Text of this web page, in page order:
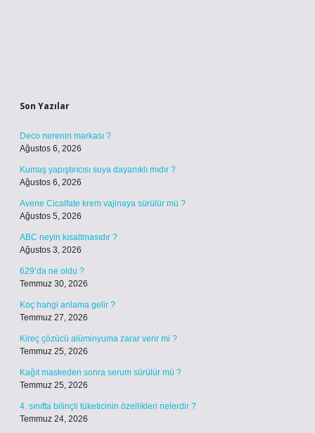
Son Yazılar
Deco nerenin markası ?
Ağustos 6, 2026
Kumaş yapıştırıcısı suya dayanıklı mıdır ?
Ağustos 6, 2026
Avene Cicalfate krem vajinaya sürülür mü ?
Ağustos 5, 2026
ABC neyin kısaltmasıdır ?
Ağustos 3, 2026
629’da ne oldu ?
Temmuz 30, 2026
Koç hangi anlama gelir ?
Temmuz 27, 2026
Kireç çözücü alüminyuma zarar verir mi ?
Temmuz 25, 2026
Kağıt maskeden sonra serum sürülür mü ?
Temmuz 25, 2026
4. sınıfta bilinçli tüketicinin özellikleri nelerdir ?
Temmuz 24, 2026